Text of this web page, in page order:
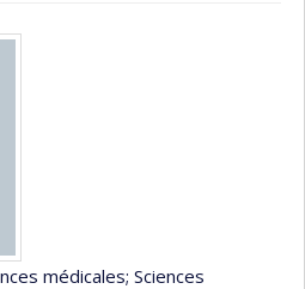
médicales; Sciences